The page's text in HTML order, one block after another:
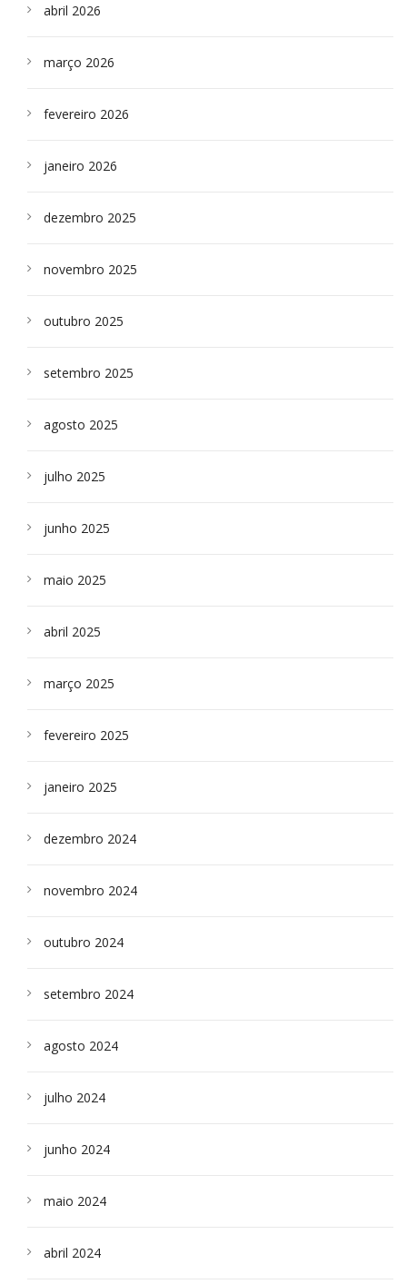
abril 2026
março 2026
fevereiro 2026
janeiro 2026
dezembro 2025
novembro 2025
outubro 2025
setembro 2025
agosto 2025
julho 2025
junho 2025
maio 2025
abril 2025
março 2025
fevereiro 2025
janeiro 2025
dezembro 2024
novembro 2024
outubro 2024
setembro 2024
agosto 2024
julho 2024
junho 2024
maio 2024
abril 2024